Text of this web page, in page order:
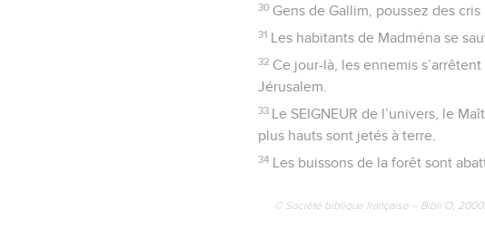
30 Gens de Gallim, poussez des
31 Les habitants de Madména se
32 Ce jour-là, les ennemis
Jérusalem.
33 Le SEIGNEUR de l’univers, le
plus hauts sont jetés à terre.
34 Les buissons de la forêt sont
© Société biblique française – Bibli’O,